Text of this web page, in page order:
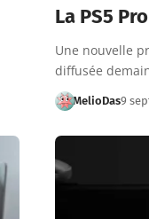
La PS5
Une nouvelle
diffusée
MelioDas9